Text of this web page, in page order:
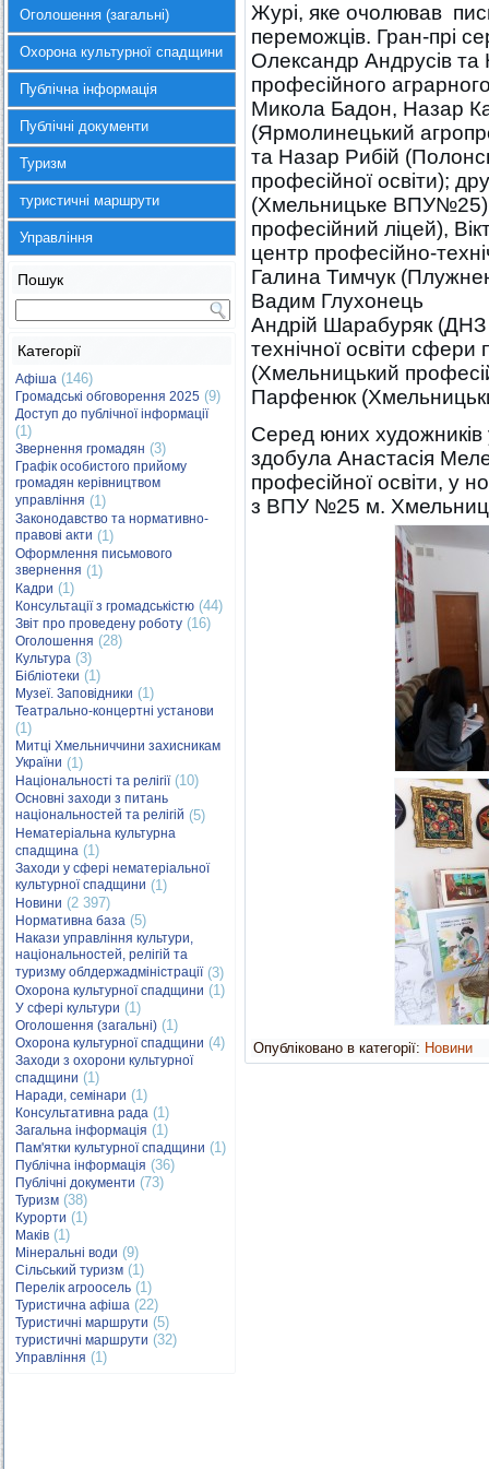
Оголошення (загальні)
Охорона культурної спадщини
Публічна інформація
Публічні документи
Туризм
туристичні маршрути
Управління
Пошук
Категорії
Афіша (146)
Громадські обговорення 2025 (9)
Доступ до публічної інформації
(1)
Звернення громадян (3)
Графік особистого прийому
громадян керівництвом
управління (1)
Законодавство та нормативно-
правові акти (1)
Оформлення письмового
звернення (1)
Кадри (1)
Консультації з громадськістю (44)
Звіт про проведену роботу (16)
Оголошення (28)
Культура (3)
Бібліотеки (1)
Музеї. Заповідники (1)
Театрально-концертні установи
(1)
Митці Хмельниччини захисникам
України (1)
Національності та релігії(10)
Основні заходи з питань
національностей та релігій (5)
Нематеріальна культурна
спадщина (1)
Заходи у сфері нематеріальної
культурної спадщини (1)
Новини (2 397)
Нормативна база (5)
Накази управління культури,
національностей, релігій та
туризму облдержадміністрації(3)
Охорона культурної спадщини (1)
У сфері культури (1)
Оголошення (загальні) (1)
Охорона культурної спадщини (4)
Заходи з охорони культурної
спадщини (1)
Наради, семінари (1)
Консультативна рада (1)
Загальна інформація (1)
Пам'ятки культурної спадщини (1)
Публічна інформація (36)
Публічні документи (73)
Туризм (38)
Курорти (1)
Маків (1)
Мінеральні води (9)
Сільський туризм (1)
Перелік агроосель (1)
Туристична афіша (22)
Туристичні маршрути (5)
туристичні маршрути (32)
Управління (1)
Журі, яке очолював
переможців. Гран-прі
Олександр Андрусів
професійного
Микола Бадон, Назар
(Ярмолинецький
та Назар Рибій
професійної освіти);
(Хмельницьке ВПУ№25),
професійний ліцей),
центр професійно-
Галина Тимчук
Вадим
Андрій Шарабуряк
технічної освіти сфери
(Хмельницький
Парфенюк
Серед юних художників
здобула Анастасія
професійної освіти, у
з ВПУ №25 м.
Опубліковано в категорії: Новини